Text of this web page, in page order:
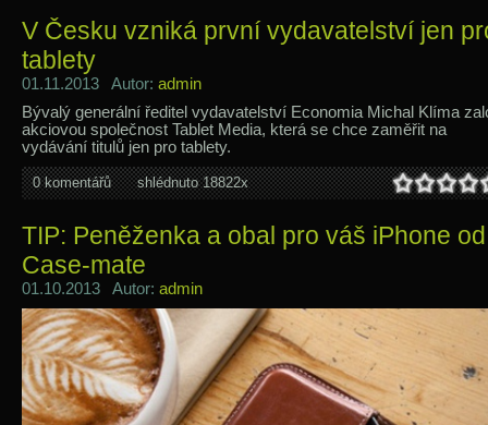
V Česku vzniká první vydavatelství jen
tablety
01.11.2013 Autor: admin
Bývalý generální ředitel vydavatelství Economia Michal Klíma
akciovou společnost Tablet Media, která se chce zaměřit na
vydávání titulů jen pro tablety.
0 komentářů shlédnuto 18822x
TIP: Peněženka a obal pro váš iPhone od
Case-mate
01.10.2013 Autor: admin